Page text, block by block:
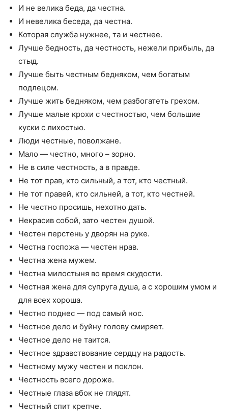
И не велика беда, да честна.
И невелика беседа, да честна.
Которая служба нужнее, та и честнее.
Лучше бедность, да честность, нежели прибыль, да
стыд.
Лучше быть честным бедняком, чем богатым
подлецом.
Лучше жить бедняком, чем разбогатеть грехом.
Лучше малые крохи с честностью, чем большие
куски с лихостью.
Люди честные, поволжане.
Мало — честно, много – зорно.
Не в силе честность, а в правде.
Не тот прав, кто сильный, а тот, кто честный.
Не тот правей, кто сильней, а тот, кто честней.
Не честно просишь, нехотно дать.
Некрасив собой, зато честен душой.
Честен перстень у дворян на руке.
Честна госпожа — честен нрав.
Честна жена мужем.
Честна милостыня во время скудости.
Честная жена для супруга душа, а с хорошим умом и
для всех хороша.
Честно поднес — под самый нос.
Честное дело и буйну голову смиряет.
Честное дело не таится.
Честное здравствование сердцу на радость.
Честному мужу честен и поклон.
Честность всего дороже.
Честные глаза вбок не глядят.
Честный спит крепче.